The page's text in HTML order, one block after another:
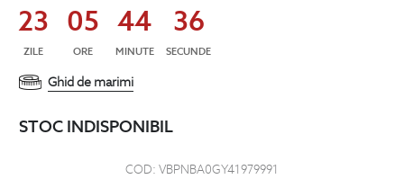
23
ZILE
05
ORE
44
MINUTE
36
SECUNDE
Ghid de marimi
STOC INDISPONIBIL
COD: VBPNBA0GY41979991